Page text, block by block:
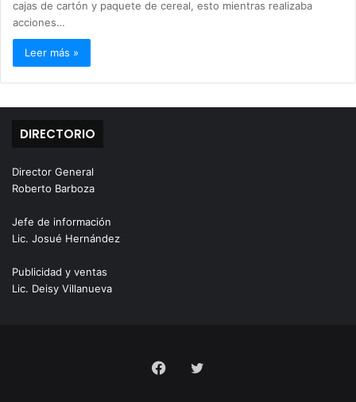
cajas de cartón y paquete de cereal, esto mientras realizaba
acciones…
Leer más »
DIRECTORIO
Director General
Roberto Barboza
Jefe de información
Lic. Josué Hernández
Publicidad y ventas
Lic. Deisy Villanueva
FacebookTwitter